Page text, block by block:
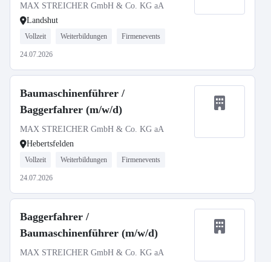
MAX STREICHER GmbH & Co. KG aA
Landshut
Vollzeit Weiterbildungen Firmenevents
24.07.2026
Baumaschinenführer /
Baggerfahrer (m/w/d)
MAX STREICHER GmbH & Co. KG aA
Hebertsfelden
Vollzeit Weiterbildungen Firmenevents
24.07.2026
Baggerfahrer /
Baumaschinenführer (m/w/d)
MAX STREICHER GmbH & Co. KG aA